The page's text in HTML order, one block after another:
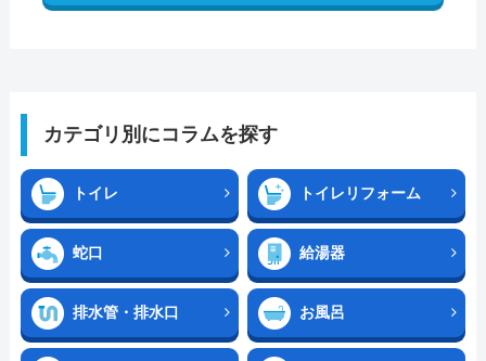
カテゴリ別にコラムを探す
トイレ トイレリフォーム
蛇口 給湯器
排水管・排水口 お風呂